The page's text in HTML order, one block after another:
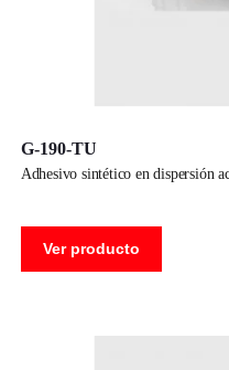
G-190-TU
adhesivo sintético en dispersión
Ver producto